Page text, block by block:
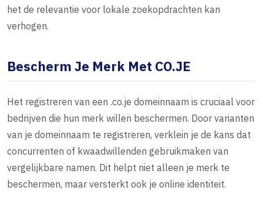
het de relevantie voor lokale zoekopdrachten kan
verhogen.
Bescherm Je Merk Met CO.JE
Het registreren van een .co.je domeinnaam is cruciaal voor
bedrijven die hun merk willen beschermen. Door varianten
van je domeinnaam te registreren, verklein je de kans dat
concurrenten of kwaadwillenden gebruikmaken van
vergelijkbare namen. Dit helpt niet alleen je merk te
beschermen, maar versterkt ook je online identiteit.